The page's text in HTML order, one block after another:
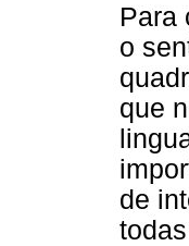
Para
o
que
de